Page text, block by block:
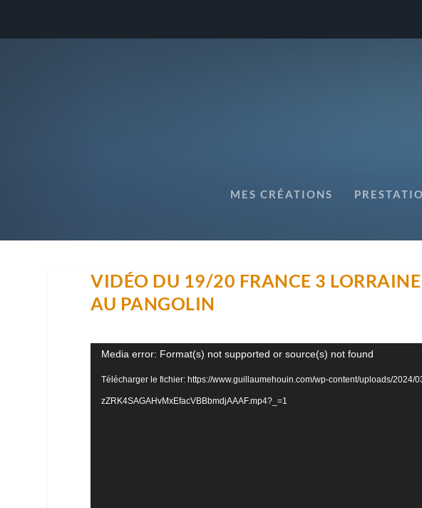
MES CRÉATIONS
VIDÉO DU 19/20 FRANCE 3
AU PANGOLIN
Lecteur
vidéo
Media error: Format(s) not supported or source(s) not found
Télécharger le fichier: https://www.guillaumehouin.com/wp-content/uploads/2024/
zZRK4SAGAHvMxEfacVBBbmdjAAAF.mp4?_=1